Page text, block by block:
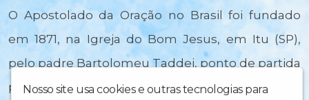
O Apostolado da Oração no Brasil foi fundado
em 1871, na Igreja do Bom Jesus, em Itu (SP),
pelo padre Bartolomeu Taddei, ponto de partida
para seu gigantesco trabalho apostólico.
Nosso site usa cookies e outras tecnologias para